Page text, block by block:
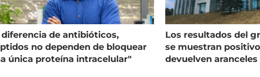
diferencia de antibióticos,
no dependen de bloquear
única proteína intracelular"
Los resultados del
se muestran
devuelven aranceles